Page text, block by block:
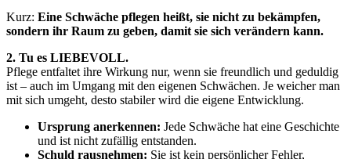
Kurz: Eine Schwäche pflegen heißt, sie nicht zu bekämpfen,
sondern ihr Raum zu geben, damit sie sich verändern kann.
2. Tu es LIEBEVOLL.
Pflege entfaltet ihre Wirkung nur, wenn sie freundlich und geduldig
ist – auch im Umgang mit den eigenen Schwächen. Je weicher man
mit sich umgeht, desto stabiler wird die eigene Entwicklung.
Ursprung anerkennen: Jede Schwäche hat eine Geschichte
und ist nicht zufällig entstanden.
Schuld rausnehmen: Sie ist kein persönlicher Fehler,